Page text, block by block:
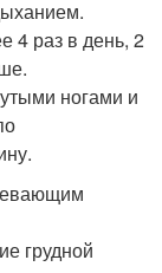
4 раз в день, 2
ногами и
грудной